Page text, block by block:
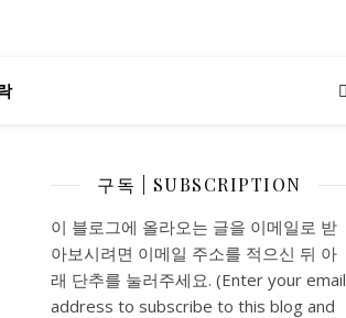
구독 | SUBSCRIPTION
이 블로그에 올라오는 글을 이메일로 받
아보시려면 이메일 주소를 적으신 뒤 아
래 단추를 눌러주세요. (Enter your email
address to subscribe to this blog and